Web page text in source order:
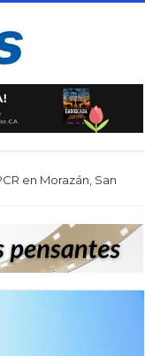
en Morazán, San